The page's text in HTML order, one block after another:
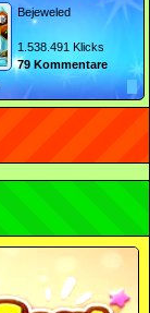
Bejeweled
1.538.491 Klicks
79 Kommentare